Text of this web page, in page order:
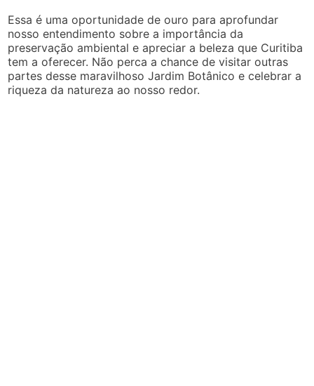
Essa é uma oportunidade de ouro para aprofundar
nosso entendimento sobre a importância da
preservação ambiental e apreciar a beleza que Curitiba
tem a oferecer. Não perca a chance de visitar outras
partes desse maravilhoso Jardim Botânico e celebrar a
riqueza da natureza ao nosso redor.